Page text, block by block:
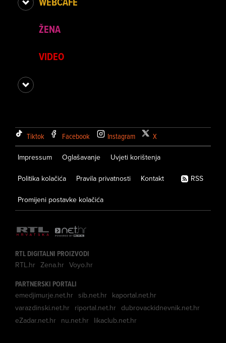
ŽENA
VIDEO
Tiktok Facebook Instagram X
Impressum Oglašavanje Uvjeti korištenja
Politika kolačića Pravila privatnosti Kontakt
Promijeni postavke kolačića
RSS
RTL DIGITALNI PROIZVODI
RTL.hr Zena.hr Voyo.hr
PARTNERSKI PORTALI
emedjimurje.net.hr sib.net.hr kaportal.net.hr
varazdinski.net.hr riportal.net.hr dubrovackidnevnik.net.hr
eZadar.net.hr nu.net.hr likaclub.net.hr